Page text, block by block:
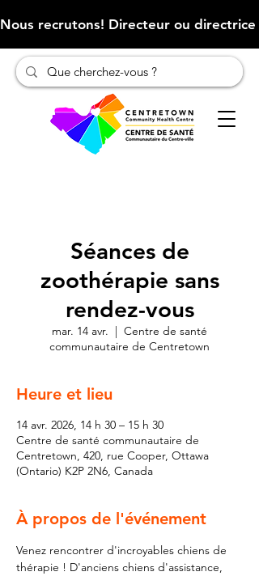
Nous recrutons! Directeur ou
Séances de
zoothérapie sans
rendez-vous
mar. 14 avr.
  |
Centre de santé
communautaire de Centretown
Heure et lieu
14 avr. 2026, 14 h 30 – 15 h 30
Centre de santé communautaire de
Centretown, 420, rue Cooper, Ottawa
(Ontario) K2P 2N6, Canada
À propos de l'événement
Venez rencontrer d'incroyables chiens de
thérapie ! D'anciens chiens d'assistance,